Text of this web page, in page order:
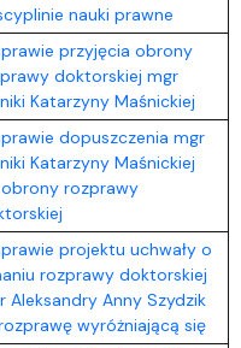
nauki prawne
przyjęcia obrony
doktorskiej mgr
Katarzyny Maśnickiej
dopuszczenia mgr
Katarzyny Maśnickiej
rozprawy
projektu uchwały o
rozprawy doktorskiej
Aleksandry Anny Szydzik
wyróżniającą się